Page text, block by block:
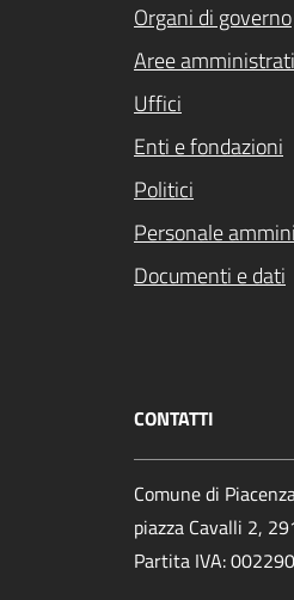
Organi di governo
Aree
Uffici
Enti e fondazioni
Politici
Personale
Documenti e dati
CONTATTI
Comune di
piazza Cavalli 2,
Partita IVA: